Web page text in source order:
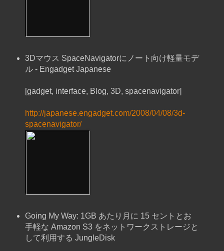
3Dマウス SpaceNavigatorにノート向け軽量モデ
ル - Engadget Japanese
[gadget, interface, Blog, 3D, spacenavigator]
http://japanese.engadget.com/2008/04/08/3d-
spacenavigator/
Going My Way: 1GB あたり月に 15 セントとお
手軽な Amazon S3 をネットワークストレージと
して利用する JungleDisk